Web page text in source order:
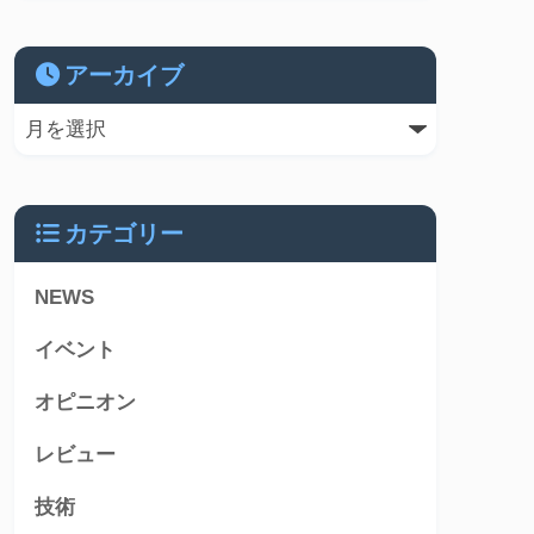
アーカイブ
カテゴリー
NEWS
イベント
オピニオン
レビュー
技術